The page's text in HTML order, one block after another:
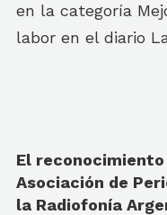
en la categoría
labor en el diario
El
Asociación de
la Radiofonía